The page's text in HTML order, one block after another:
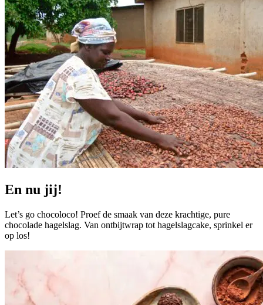
En nu jij!
Let’s go chocoloco! Proef de smaak van deze krachtige, pure
chocolade hagelslag. Van ontbijtwrap tot hagelslagcake, sprinkel er
op los!